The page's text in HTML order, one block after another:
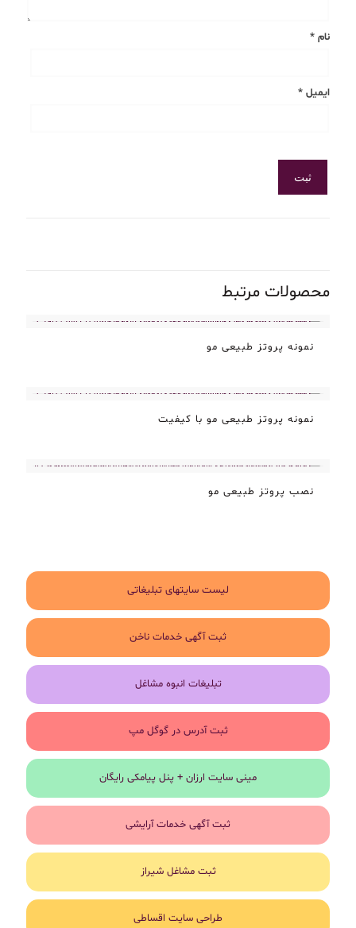
نام *
ایمیل *
محصولات مرتبط
نمونه پروتز طبیعی مو
نمونه پروتز طبیعی مو با کیفیت
نصب پروتز طبیعی مو
لیست سایتهای تبلیغاتی
ثبت آگهی خدمات ناخن
تبلیغات انبوه مشاغل
ثبت آدرس در گوگل مپ
مینی سایت ارزان + پنل پیامکی رایگان
ثبت آگهی خدمات آرایشی
ثبت مشاغل شیراز
طراحی سایت اقساطی